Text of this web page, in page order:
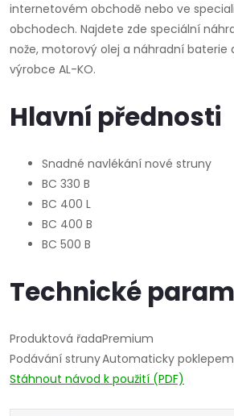
internetovém obchodě nebo ve
obchodech. Najdete zde speciální
nože, motorový olej a náhradní baterie
výrobce AL-KO.
Hlavní přednosti
Snadné navlékání nové struny
BC 330 B
BC 400 L
BC 400 B
BC 500 B
Technické
Produktová řadaPremium
Podávání strunyAutomaticky poklepem
Stáhnout návod k použití (PDF)